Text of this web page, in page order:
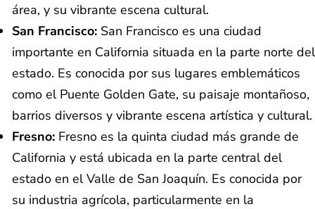
área, y su vibrante escena cultural.
San Francisco: San Francisco es una ciudad
importante en California situada en la parte norte del
estado. Es conocida por sus lugares emblemáticos
como el Puente Golden Gate, su paisaje montañoso,
barrios diversos y vibrante escena artística y cultural.
Fresno: Fresno es la quinta ciudad más grande de
California y está ubicada en la parte central del
estado en el Valle de San Joaquín. Es conocida por
su industria agrícola, particularmente en la